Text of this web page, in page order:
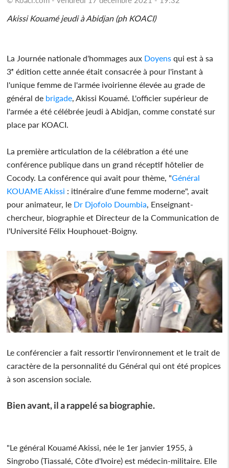
Akissi Kouamé jeudi à Abidjan (ph KOACI)
La Journée nationale d'hommages aux Doyens qui est à sa
3ᵉ édition cette année était consacrée à pour l'instant à
l'unique femme de l'armée ivoirienne élevée au grade de
général de brigade , Akissi Kouamé. L'officier supérieur de
l'armée a été célébrée jeudi à Abidjan, comme constaté sur
place par KOACI.
La première articulation de la célébration a été une
conférence publique dans un grand réceptif hôtelier de
Cocody. La conférence qui avait pour thème, "Général
KOUAME Akissi : itinéraire d'une femme moderne", avait
pour animateur, le Dr Djofolo Doumbia , Enseignant-
chercheur, biographie et Directeur de la Communication de
l'Université Félix Houphouet-Boigny.
Le conférencier a fait ressortir l'environnement et le trait de
caractère de la personnalité du Général qui ont été propices
à son ascension sociale.
Bien avant, il a rappelé sa biographie.
"Le général Kouamé Akissi, née le 1er janvier 1955, à
Singrobo (Tiassalé, Côte d'Ivoire) est médecin-militaire. Elle